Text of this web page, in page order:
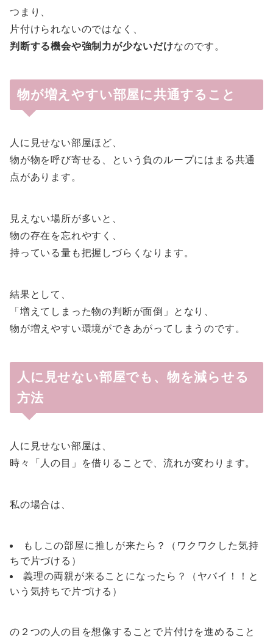
つまり、
片付けられないのではなく、
判断する機会や強制力が少ないだけなのです。
物が増えやすい部屋に共通すること
人に見せない部屋ほど、
物が物を呼び寄せる、という負のループにはまる共通
点があります。
見えない場所が多いと、
物の存在を忘れやすく、
持っている量も把握しづらくなります。
結果として、
「増えてしまった物の判断が面倒」となり、
物が増えやすい環境ができあがってしまうのです。
人に見せない部屋でも、物を減らせる
方法
人に見せない部屋は、
時々「人の目」を借りることで、流れが変わります。
私の場合は、
もしこの部屋に推しが来たら？（ワクワクした気持
ちで片づける）
義理の両親が来ることになったら？（ヤバイ！！と
いう気持ちで片づける）
の２つの人の目を想像することで片付けを進めること